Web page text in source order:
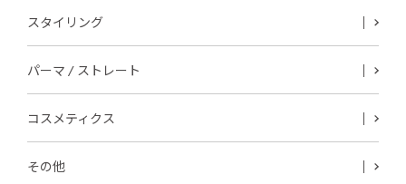
スタイリング
パーマ / ストレート
コスメティクス
その他